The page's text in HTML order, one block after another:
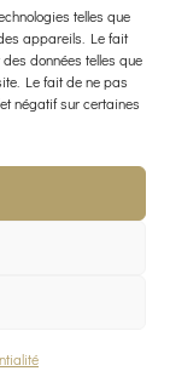
telles que
appareils. Le fait
données telles que
Le fait de ne pas
négatif sur certaines